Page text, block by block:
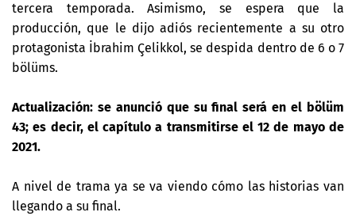
tercera temporada. Asimismo, se espera que la
producción, que le dijo adiós recientemente a su otro
protagonista İbrahim Çelikkol, se despida dentro de 6 o 7
bölüms.
Actualización: se anunció que su final será en el bölüm
43; es decir, el capítulo a transmitirse el 12 de mayo de
2021.
A nivel de trama ya se va viendo cómo las historias van
llegando a su final.